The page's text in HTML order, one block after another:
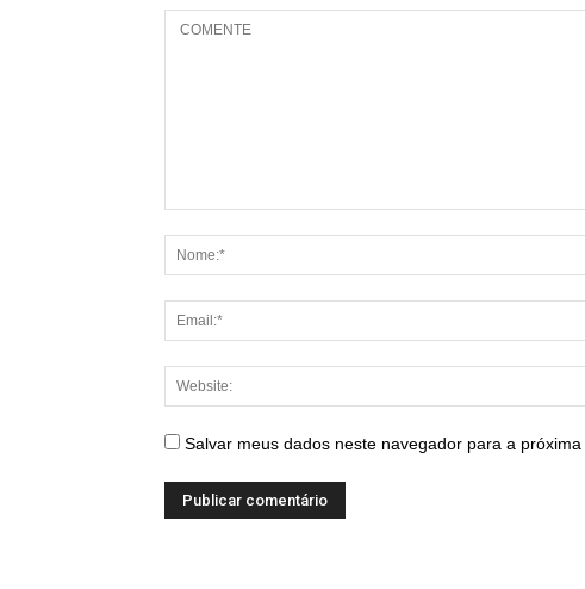
Salvar meus dados neste navegador para a